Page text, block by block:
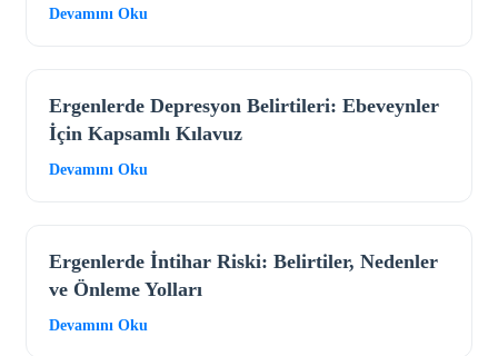
Devamını Oku
Ergenlerde Depresyon Belirtileri: Ebeveynler
İçin Kapsamlı Kılavuz
Devamını Oku
Ergenlerde İntihar Riski: Belirtiler, Nedenler
ve Önleme Yolları
Devamını Oku